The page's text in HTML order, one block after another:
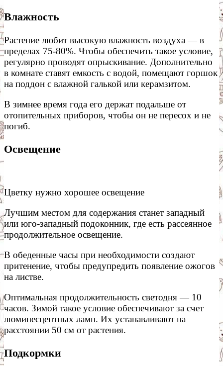
Влажность
Растение любит высокую влажность воздуха — в
пределах 75-80%. Чтобы обеспечить такое условие,
регулярно проводят опрыскивание. Дополнительно
в комнате ставят емкость с водой, помещают горшок
на поддон с влажной галькой или керамзитом.
В зимнее время года его держат подальше от
отопительных приборов, чтобы он не пересох и не
погиб.
Освещение
Цветку нужно хорошее освещение
Лучшим местом для содержания станет западный
или юго-западный подоконник, где есть рассеянное
продолжительное освещение.
В обеденные часы при необходимости создают
притенение, чтобы предупредить появление ожогов
на листве.
Оптимальная продолжительность светодня — 10
часов. Зимой такое условие обеспечивают за счет
люминесцентных ламп. Их устанавливают на
расстоянии 50 см от растения.
Подкормки